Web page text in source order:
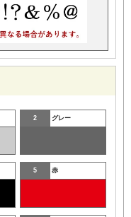
2 グレー
5 赤